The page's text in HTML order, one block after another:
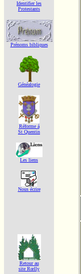
Identifier les
Protestants
Prénoms bibliques
Généalogie
Réforme á
St Quentin
Les liens
Nous écrire
Retour au
site Rœlly